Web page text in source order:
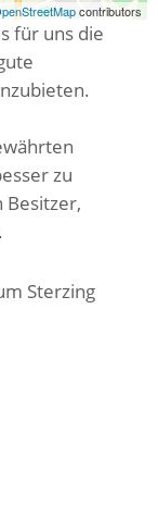
contributors
für uns die
zu
Besitzer,
Sterzing